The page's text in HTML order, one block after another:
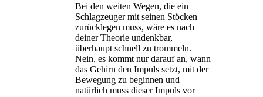
Bei den weiten Wegen, die ein
Schlagzeuger mit seinen Stöcken
zurücklegen muss, wäre es nach
deiner Theorie undenkbar,
überhaupt schnell zu trommeln.
Nein, es kommt nur darauf an, wann
das Gehirn den Impuls setzt, mit der
Bewegung zu beginnen und
natürlich muss dieser Impuls vor